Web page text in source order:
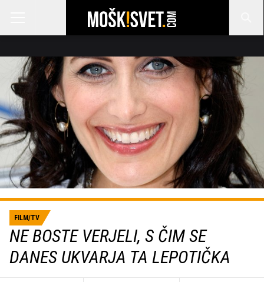
FILM/TV
NE BOSTE VERJELI, S ČIM SE
DANES UKVARJA TA LEPOTIČKA